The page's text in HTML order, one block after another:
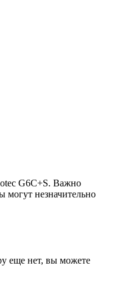
G6C+S. Важно
могут незначительно
еще нет, вы можете